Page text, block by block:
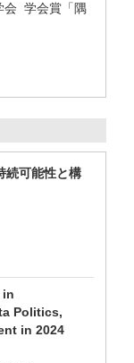
会 学会賞「隅
続可能性と構
in
Politics,
in 2024